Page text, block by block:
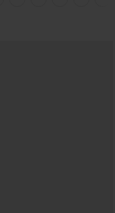
séchage rapide, soutien-gorge